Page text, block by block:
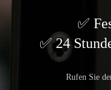
24
Rufen Sie